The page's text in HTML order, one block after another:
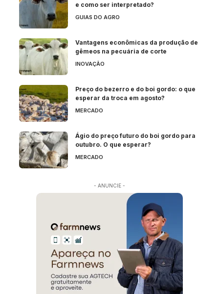
e como ser interpretado?
GUIAS DO AGRO
Vantagens econômicas da produção de
gêmeos na pecuária de corte
INOVAÇÃO
Preço do bezerro e do boi gordo: o que
esperar da troca em agosto?
MERCADO
Ágio do preço futuro do boi gordo para
outubro. O que esperar?
MERCADO
- ANUNCIE -